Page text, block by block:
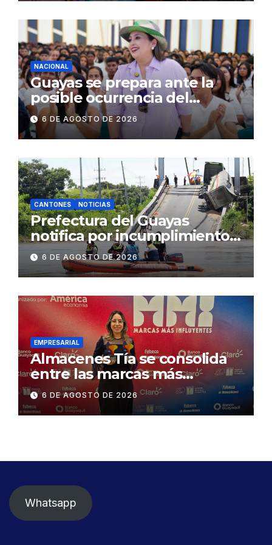
operativos en zonas
comerciales y de
concurrencia
NACIONAL
Guayas se prepara ante la
posible ocurrencia del
fenómeno de El Niño:
Gobierno Nacional capacita a
2.500 jóvenes
6 DE AGOSTO DE 2026
CANTONES NOTICIAS
Prefectura del Guayas
notifica por incumplimiento
contractual a la
Concesionaria CONORTE y
exige celeridad en
desmontaje del puente
Gonzalo Icaza Cornejo, en
Daule
6 DE AGOSTO DE 2026
EMPRESARIAL
Almacenes Tía se consolida
entre las marcas más
influyentes del Ecuador
6 DE AGOSTO DE 2026
Whatsapp